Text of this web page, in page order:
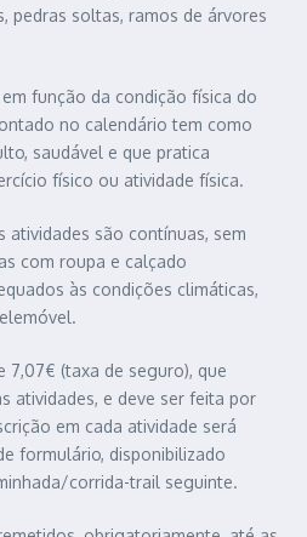
pedras soltas, ramos de árvores
função da condição física do
no calendário tem como
saudável e que pratica
físico ou atividade física.
atividades são contínuas, sem
com roupa e calçado
às condições climáticas,
7,07€ (taxa de seguro), que
atividades, e deve ser feita por
em cada atividade será
formulário, disponibilizado
corrida-trail seguinte.